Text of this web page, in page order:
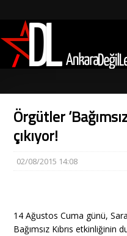
Örgütler
çıkıyor!
02/08/2015 14:08
14 Ağustos Cuma günü,
Bağımsız Kıbrıs etkinliğinin